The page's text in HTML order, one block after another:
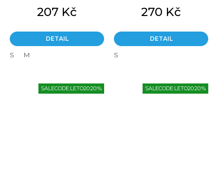
207 Kč
DETAIL
S M
270 Kč
DETAIL
S
SALECODE:LETO20:20:% SALECODE:LETO20:20:%